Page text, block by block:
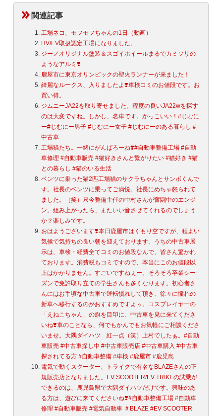
関連記事
工場ネコ、モフモフちゃんの1日（動画）
HV/EV取扱認定工場になりました。
ジーノオリジナル塗装＆スゴイホイール️まるでカミソリの
ようなアルミ❣️
鹿屋市に東京オリンピックの聖火ランナーが来ました！
綺麗なルークス、入りましたよ❣️車検コミのお値段です。お
買い得。️
ジムニーJA22を取り寄せました。程度の良いJA22wを探す
のは大変ですね。しかし、名車です。かっこいい！#じむに
ー#じむにー男子 #じむにー女子 #じむにーのある暮らし＃
中古車
工場猫たち。一緒にがんばろーね❣️#自動車整備工場 #自動
車修理 #自動車販売 #猫好きさんと繋がりたい #猫好き #猫
との暮らし #猫のいる生活
ベンツに乗った猫2匹工場猫のサクラちゃんとサンボくんで
す。社長のベンツに乗ってご満悦。社長にめちゃ怒られて
ました。（笑）只今整備主任の中村さんが奮闘中のエンジ
ン。組み上がったら、またいい音させてくれるのでしょう
か？楽しみです。
おはようございます❣️本日鹿屋市はくもり空ですが、程よい
気候で気持ちの良い朝を迎えております。うちの中古車展
示は、車検・経費全てコミのお値段なんで、皆さん驚かれ
ております。消費税もコミですので、本当にこのお値段以
上はかかりません。️すごいですねぇー。そろそろ卒業シー
ズンで免許取り立ての学生さんも多くなります。初心者さ
んにはお手頃な中古車で運転慣れして頂き、徐々に憧れの
新車へ移行するのがおすすめですよぅ。コスプレイヤーの
「えねこちゃん」の旗を目印に、中古車を見に来てくださ
いね❣️車のことなら、何でもかんでもお気軽にご相談くださ
いませ。大隅ダイハツ 紅一点（笑）上村でしたぁ。#自動
車販売 #中古車探し中 #中古車販売店 #中古車購入 #中古車
探されてる方 #自動車整備 #車検 #鹿屋市 #鹿児島
電気で動くスクーター、トライクで有名なBLAZEさんの正
規販売店となりました。EV SCOOTER/EV TRIKEの試乗が
できるのは、鹿児島県で大隅ダイハツだけです。興味のあ
る方は、遊びに来てくださいね❣️#自動車整備工場 #自動車
修理 #自動車販売 #電気自動車 ＃BLAZE #EV SCOOTER